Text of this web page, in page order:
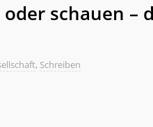
oder schauen –
, Schreiben